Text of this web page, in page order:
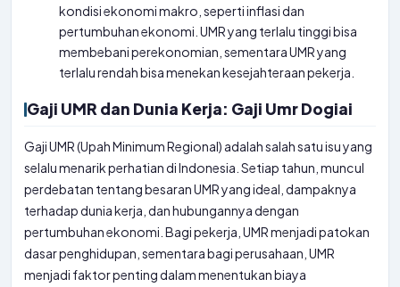
kondisi ekonomi makro, seperti inflasi dan
pertumbuhan ekonomi. UMR yang terlalu tinggi bisa
membebani perekonomian, sementara UMR yang
terlalu rendah bisa menekan kesejahteraan pekerja.
Gaji UMR dan Dunia Kerja: Gaji Umr Dogiai
Gaji UMR (Upah Minimum Regional) adalah salah satu isu yang
selalu menarik perhatian di Indonesia. Setiap tahun, muncul
perdebatan tentang besaran UMR yang ideal, dampaknya
terhadap dunia kerja, dan hubungannya dengan
pertumbuhan ekonomi. Bagi pekerja, UMR menjadi patokan
dasar penghidupan, sementara bagi perusahaan, UMR
menjadi faktor penting dalam menentukan biaya